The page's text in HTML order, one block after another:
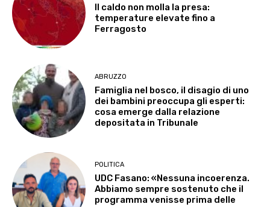
Il caldo non molla la presa:
temperature elevate fino a
Ferragosto
ABRUZZO
Famiglia nel bosco, il disagio di uno
dei bambini preoccupa gli esperti:
cosa emerge dalla relazione
depositata in Tribunale
POLITICA
UDC Fasano: «Nessuna incoerenza.
Abbiamo sempre sostenuto che il
programma venisse prima delle